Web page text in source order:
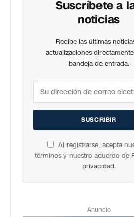
Suscríbete a
noticias
Recibe las últimas
actualizaciones
bandeja de entrada.
Al registrarse, acepta
términos y nuestro acuerdo de
privacidad.
Anuncio